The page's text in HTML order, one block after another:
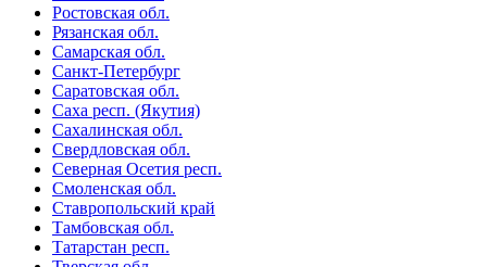
Ростовская обл.
Рязанская обл.
Самарская обл.
Санкт-Петербург
Саратовская обл.
Саха респ. (Якутия)
Сахалинская обл.
Свердловская обл.
Северная Осетия респ.
Смоленская обл.
Ставропольский край
Тамбовская обл.
Татарстан респ.